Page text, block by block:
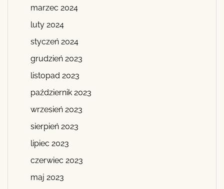
marzec 2024
luty 2024
styczeń 2024
grudzień 2023
listopad 2023
październik 2023
wrzesień 2023
sierpień 2023
lipiec 2023
czerwiec 2023
maj 2023